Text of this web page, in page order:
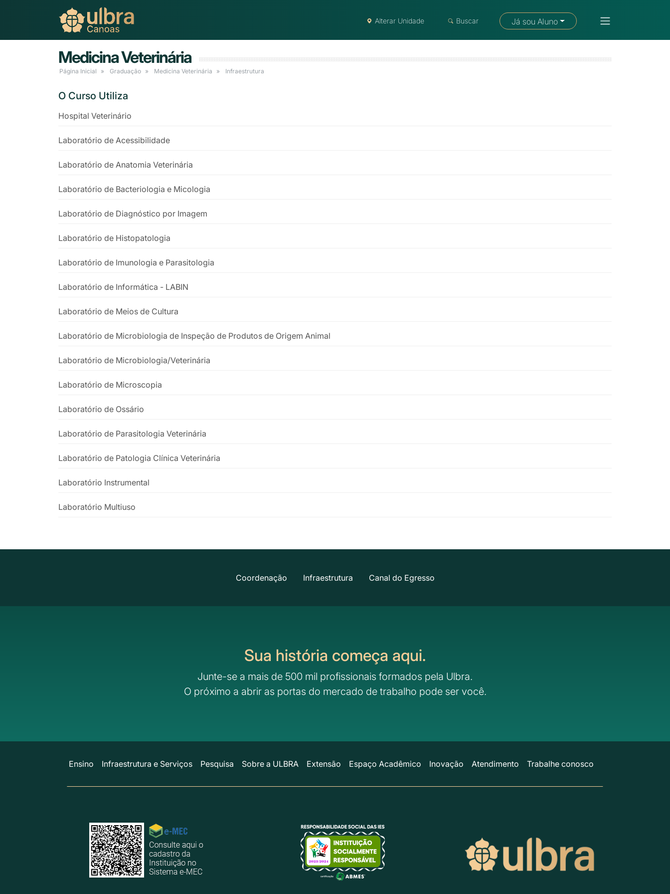
Fale com um consultor
Alterar Unidade Buscar Já sou Aluno
Medicina Veterinária
Página Inicial Graduação Medicina Veterinária Infraestrutura
O Curso Utiliza
Hospital Veterinário
Laboratório de Acessibilidade
Laboratório de Anatomia Veterinária
Laboratório de Bacteriologia e Micologia
Laboratório de Diagnóstico por Imagem
Laboratório de Histopatologia
Laboratório de Imunologia e Parasitologia
Laboratório de Informática - LABIN
Laboratório de Meios de Cultura
Laboratório de Microbiologia de Inspeção de Produtos de Origem Animal
Laboratório de Microbiologia/Veterinária
Laboratório de Microscopia
Laboratório de Ossário
Laboratório de Parasitologia Veterinária
Laboratório de Patologia Clínica Veterinária
Laboratório Instrumental
Laboratório Multiuso
Coordenação Infraestrutura Canal do Egresso
Sua história começa aqui.
Junte-se a mais de 500 mil profissionais formados pela Ulbra.
O próximo a abrir as portas do mercado de trabalho pode ser você.
Ensino Infraestrutura e Serviços Pesquisa Sobre a ULBRA Extensão Espaço Acadêmico Inovação Atendimento Trabalhe conosco